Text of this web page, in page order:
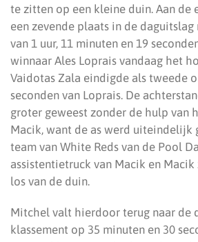
te zitten op een kleine duin. Aan de
een zevende plaats in de
van 1 uur, 11 minuten en 19
winnaar Ales Loprais vandaag het
Vaidotas Zala eindigde als tweede
seconden van Loprais. De
groter geweest zonder de hulp van
Macik, want de as werd uiteindelijk
team van White Reds van de Pool
assistentietruck van Macik en
los van de duin.
Mitchel valt hierdoor terug naar de
klassement op 35 minuten en 30